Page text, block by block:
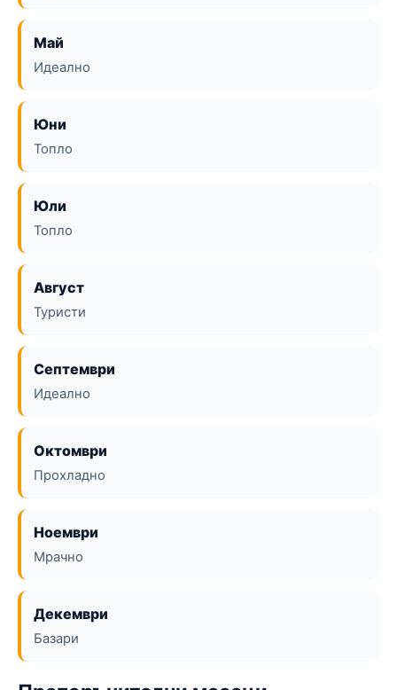
Май
Идеално
Юни
Топло
Юли
Топло
Август
Туристи
Септември
Идеално
Октомври
Прохладно
Ноември
Мрачно
Декември
Базари